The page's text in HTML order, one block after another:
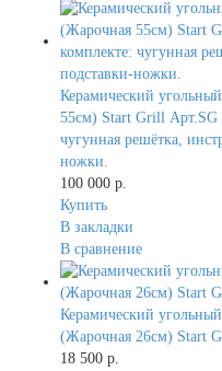
Керамический
55см) Start Grill Арт.SG
чугунная решётка,
ножки.
100 000 р.
Купить
В закладки
В сравнение
Керамический
(Жарочная 26см) Start
18 500 р.